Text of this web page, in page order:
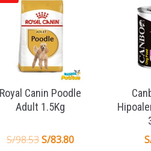
Royal Canin Poodle
Adult 1.5Kg
S/98.53S/83.80